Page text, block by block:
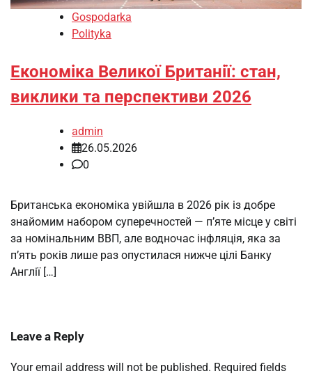
Gospodarka
Polityka
Економіка Великої Британії: стан,
виклики та перспективи 2026
admin
26.05.2026
0
Британська економіка увійшла в 2026 рік із добре
знайомим набором суперечностей — п’яте місце у світі
за номінальним ВВП, але водночас інфляція, яка за
п’ять років лише раз опустилася нижче цілі Банку
Англії […]
Leave a Reply
Your email address will not be published. Required fields